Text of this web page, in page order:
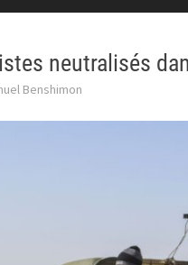
neutralisés
Benshimon